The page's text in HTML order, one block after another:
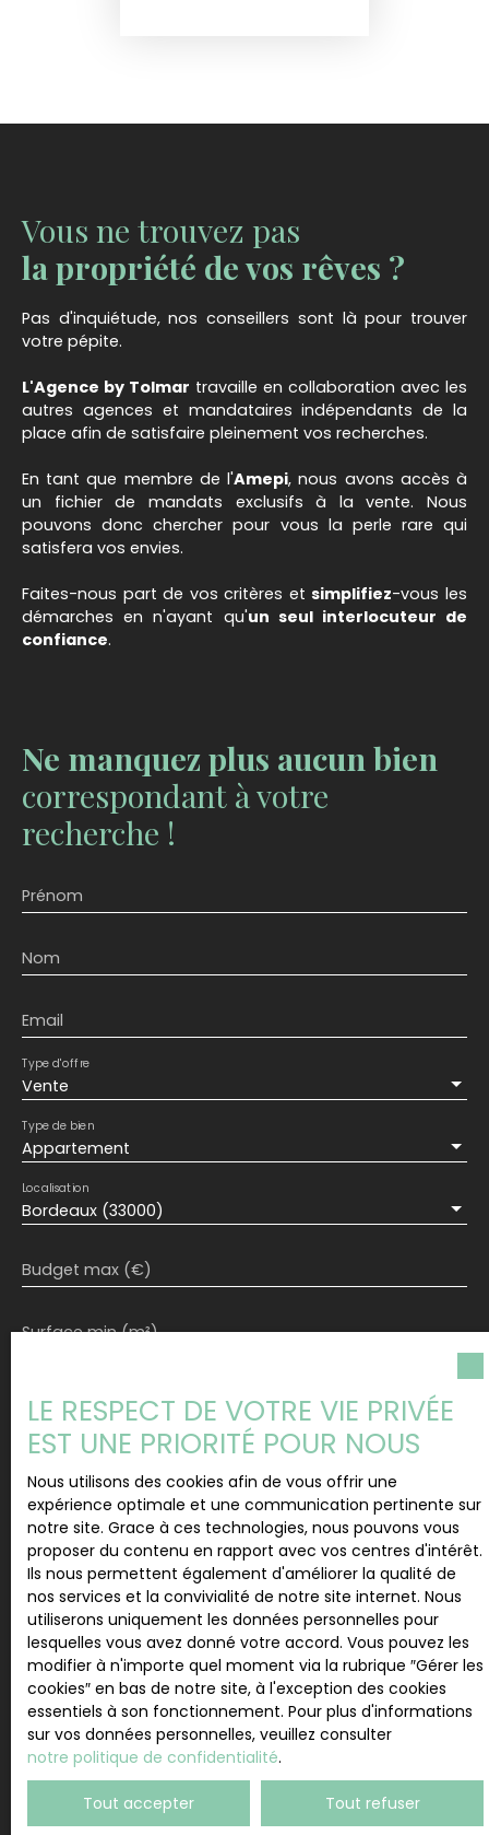
Vous ne trouvez pas
la propriété de vos rêves ?
Pas d'inquiétude, nos conseillers sont là pour trouver
votre pépite.
L'Agence by Tolmar travaille en collaboration avec les
autres agences et mandataires indépendants de la
place afin de satisfaire pleinement vos recherches.
En tant que membre de l'Amepi, nous avons accès à
un fichier de mandats exclusifs à la vente. Nous
pouvons donc chercher pour vous la perle rare qui
satisfera vos envies.
Faites-nous part de vos critères etsimplifiez-vous les
démarches en n'ayant qu'un seul interlocuteur de
confiance.
Ne manquez plus aucun bien
correspondant à votre
recherche !
Prénom
Nom
Email
Vente
Type d'offre
Appartement
Type de bien
Bordeaux (33000)
Localisation
Budget max (€)
Surface min (m²)
J'accepte le traitement de mes données
personnelles conformément au RGPD. Si vous ne
souhaitez pas faire l'objet de prospection
commerciale par voie téléphonique, vous pouvez
vous inscrire gratuitement sur la liste d'opposition
au démarchage téléphonique, prévu par l'article
L223-1 du code de la consommation, sur le site
Internet www.bloctel.gouv.fr ou par courrier
adressé à :
Société Worldline, Service Bloctel, CS 61311, 41013
BLOIS CEDEX.
Pour en savoir plus sur le traitement de vos
données personnelles, veuillez consulter notre
politique de confidentialité
LE RESPECT DE VOTRE VIE PRIVÉE
EST UNE PRIORITÉ POUR NOUS
Nous utilisons des cookies afin de vous offrir une
expérience optimale et une communication pertinente sur
notre site. Grace à ces technologies, nous pouvons vous
proposer du contenu en rapport avec vos centres d'intérêt.
Ils nous permettent également d'améliorer la qualité de
nos services et la convivialité de notre site internet. Nous
utiliserons uniquement les données personnelles pour
lesquelles vous avez donné votre accord. Vous pouvez les
modifier à n'importe quel moment via la rubrique ″Gérer les
cookies″ en bas de notre site, à l'exception des cookies
essentiels à son fonctionnement. Pour plus d'informations
sur vos données personnelles, veuillez consulter
notre politique de confidentialité.
Tout accepter Tout refuser